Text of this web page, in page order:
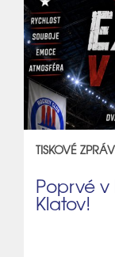
TISKOVÉ
Poprvé v
Klatov!